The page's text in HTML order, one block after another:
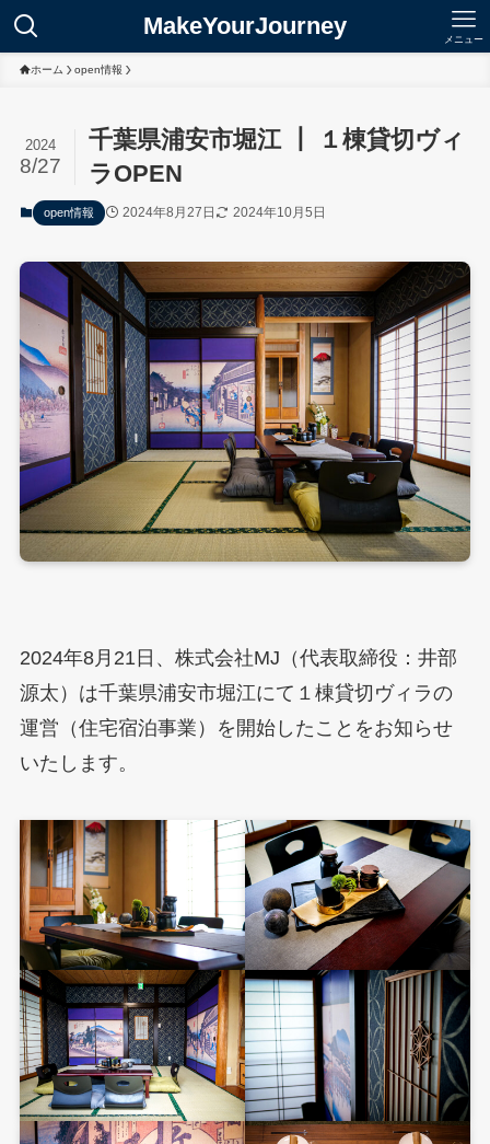
MakeYourJourney メニュー
ホーム open情報
千葉県浦安市堀江 ┃ １棟貸切ヴィ
ラOPEN
2024
8/27
open情報 2024年8月27日 2024年10月5日
2024年8月21日、株式会社MJ（代表取締役：井部
源太）は千葉県浦安市堀江にて１棟貸切ヴィラの
運営（住宅宿泊事業）を開始したことをお知らせ
いたします。